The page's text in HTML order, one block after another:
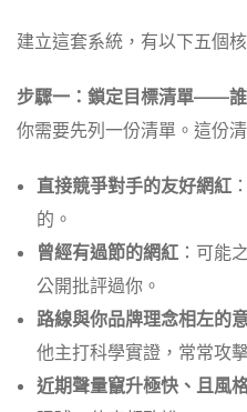
建立這套系統，有以下五個
步驟一：鎖定目標清單——誰
你需要先列一份清單。這份
直接競爭對手的友好網紅
的。
曾經有過節的網紅 ：可能
公開批評過你。
路線與你品牌理念相左的
他主打科學實證，常常攻
近期聲量竄升極快、且風